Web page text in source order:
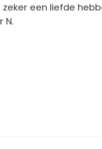
zeker een liefde
N.